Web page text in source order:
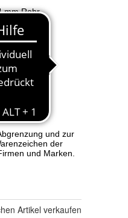
Artikel verkaufen